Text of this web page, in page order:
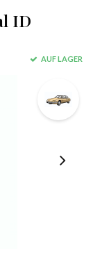
ID
AUF LAGER